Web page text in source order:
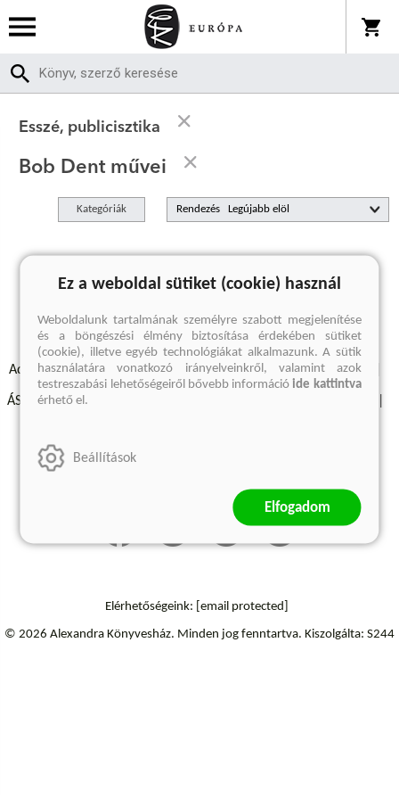
Esszé, publicisztika
Bob Dent művei
Kategóriák Rendezés
A keresett kifejezésre nincs találat
Adatvédelmi szabályzatok Elállási felmondási nyilatkozat
ÁSZF - Vásárlási feltételek
Szállítási információk
Elérhetőségeink: [email protected]
© 2026 Alexandra Könyvesház. Minden jog fenntartva. Kiszolgálta: S244
Ez a weboldal sütiket (cookie) használ
Weboldalunk tartalmának személyre szabott megjelenítése
és a böngészési élmény biztosítása érdekében sütiket
(cookie), illetve egyéb technológiákat alkalmazunk. A sütik
használatára vonatkozó irányelveinkről, valamint azok
testreszabási lehetőségeiről bővebb információide kattintva
érhető el.
Beállítások
Elfogadom